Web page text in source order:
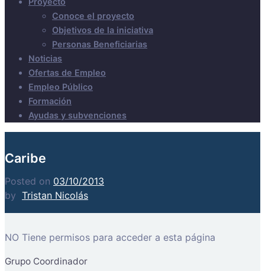
Conoce el proyecto
Objetivos de la iniciativa
Personas Beneficiarias
Noticias
Ofertas de Empleo
Empleo Público
Formación
Ayudas y subvenciones
Caribe
Posted on 03/10/2013
by Tristan Nicolás
NO Tiene permisos para acceder a esta página
Grupo Coordinador